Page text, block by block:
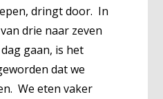
dringt door. In
drie naar zeven
gaan, is het
dat we
We eten vaker